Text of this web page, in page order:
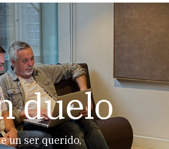
un ser querido,
duelo